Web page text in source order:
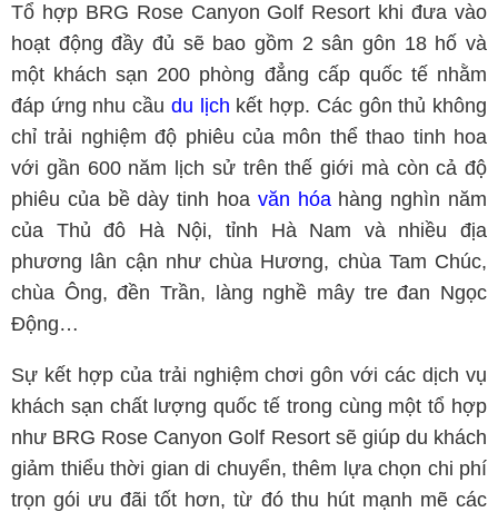
Tổ hợp BRG Rose Canyon Golf Resort khi đưa vào
hoạt động đầy đủ sẽ bao gồm 2 sân gôn 18 hố và
một khách sạn 200 phòng đẳng cấp quốc tế nhằm
đáp ứng nhu cầu du lịch kết hợp. Các gôn thủ không
chỉ trải nghiệm độ phiêu của môn thể thao tinh hoa
với gần 600 năm lịch sử trên thế giới mà còn cả độ
phiêu của bề dày tinh hoa văn hóahàng nghìn năm
của Thủ đô Hà Nội, tỉnh Hà Nam và nhiều địa
phương lân cận như chùa Hương, chùa Tam Chúc,
chùa Ông, đền Trần, làng nghề mây tre đan Ngọc
Động…
Sự kết hợp của trải nghiệm chơi gôn với các dịch vụ
khách sạn chất lượng quốc tế trong cùng một tổ hợp
như BRG Rose Canyon Golf Resort sẽ giúp du khách
giảm thiểu thời gian di chuyển, thêm lựa chọn chi phí
trọn gói ưu đãi tốt hơn, từ đó thu hút mạnh mẽ các